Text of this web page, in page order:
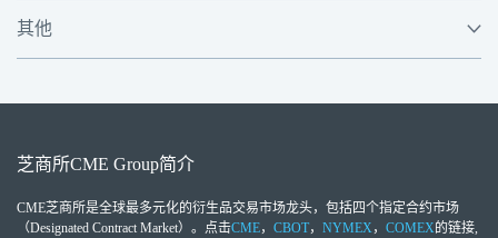
其他
芝商所CME Group简介
CME芝商所是全球最多元化的衍生品交易市场龙头，包括四个指定合约市场
（Designated Contract Market）。点击CME， CBOT， NYMEX， COMEX的链接,